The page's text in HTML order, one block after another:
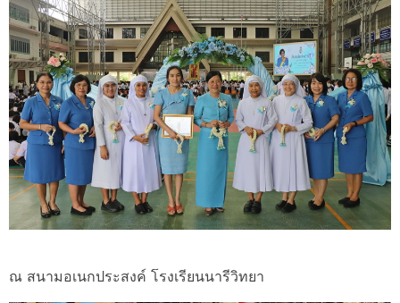
ณ สนามอเนกประสงค์ โรงเรียนนารีวิทยา